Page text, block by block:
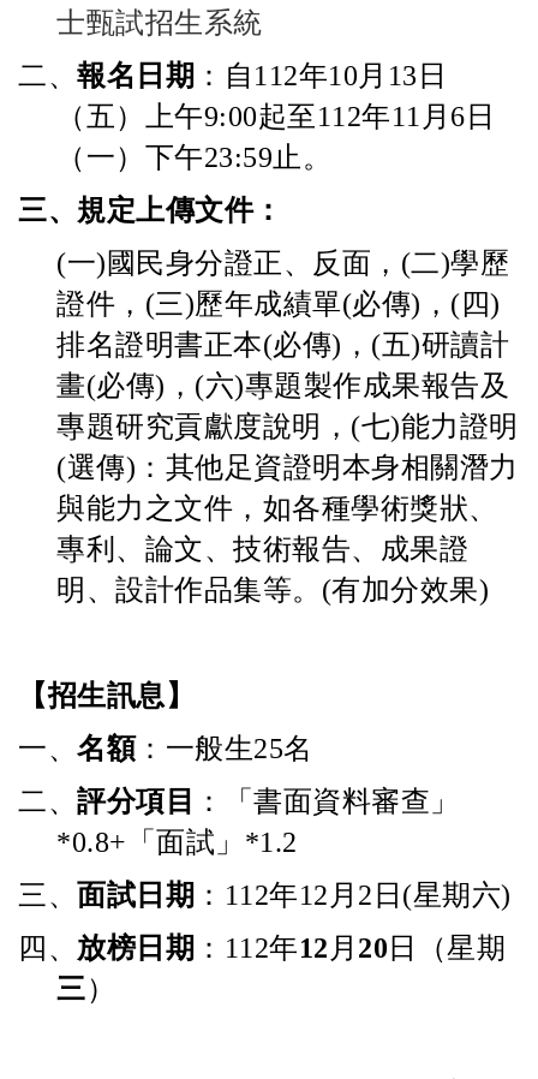
士甄試招生系統
二、 報名日期 ：自 112年10 月 13 日
（五）上午9:00起至112年11 月 6 日
（一）下午23:59 止。
三、 規定上傳文件：
(一)國民身分證正、反面， (二)學歷
證件， (三)歷年成績單(必傳) ， (四)
排名證明書正本(必傳) ， (五)研讀計
畫(必傳) ， (六)專題製作成果報告及
專題研究貢獻度說明， (七)能力證明
(選傳) ：其他足資證明本身相關潛力
與能力之文件，如各種學術獎狀、
專利、論文、技術報告、成果證
明、設計作品集等。 (有加分效果)
【招生訊息】
一、 名額：一般生25名
二、 評分項目
：「書面資料審查」
*0.8+ 「面試」 *1.2
三、 面試日期 ： 112年12 月 2 日 (星期六)
四、 放榜日期 ： 112年12 月 20 日（星期
三）